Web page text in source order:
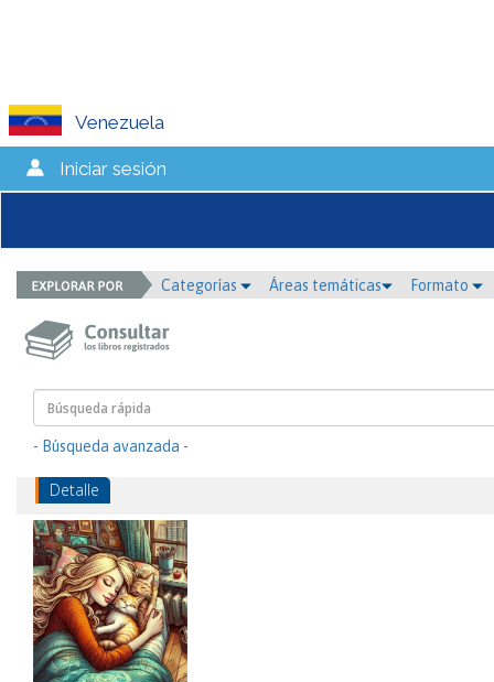
Venezuela
Iniciar sesión
Categorías Áreas temáticas Formato
- Búsqueda avanzada -
Detalle